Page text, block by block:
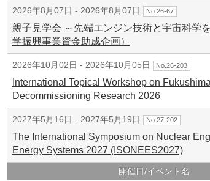
2026年8月07日 - 2026年8月07日 No.26-67
親子見学会 ～先端エンジン技術と宇宙科学
学振興事業資金助成企画）
2026年10月02日 - 2026年10月05日 No.26-203
International Topical Workshop on
Decommissioning Research 2026
2027年5月16日 - 2027年5月19日 No.27-202
The International Symposium on Nuclear
Energy Systems 2027 (ISONEES2027)
開催日/イベント名